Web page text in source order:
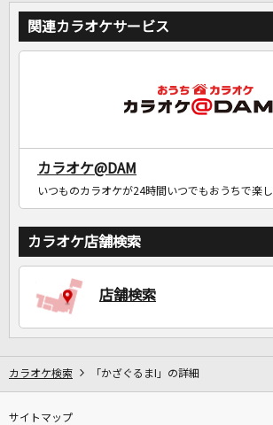
家族や友達と一緒に！練習にも
関連カラオケサービス
カラオケ@DAM
いつものカラオケが24時間いつでもおうちで楽し
カラオケ店舗検索
店舗検索
カラオケ検索 「かざぐるまI」の詳細
サイトマップ